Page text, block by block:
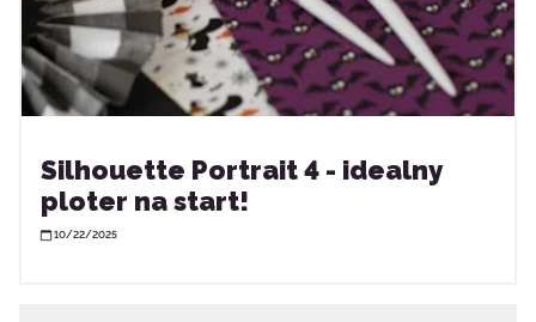
Silhouette Portrait 4 - idealny
ploter na start!
10/22/2025